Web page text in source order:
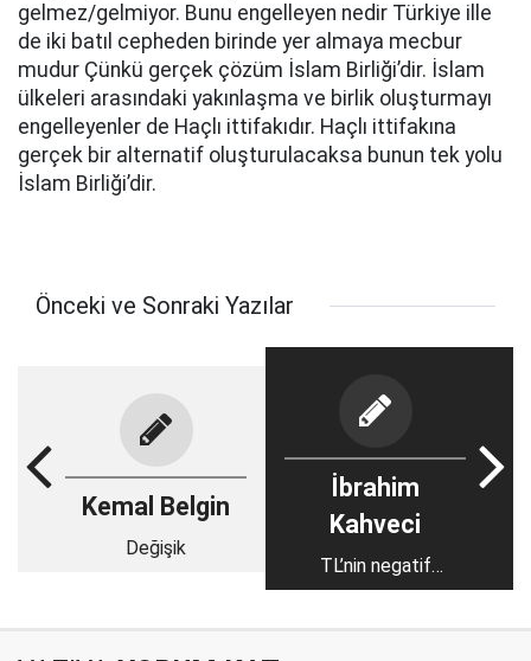
gelmez/gelmiyor. Bunu engelleyen nedir Türkiye ille
de iki batıl cepheden birinde yer almaya mecbur
mudur Çünkü gerçek çözüm İslam Birliği’dir. İslam
ülkeleri arasındaki yakınlaşma ve birlik oluşturmayı
engelleyenler de Haçlı ittifakıdır. Haçlı ittifakına
gerçek bir alternatif oluşturulacaksa bunun tek yolu
İslam Birliği’dir.
Önceki ve Sonraki Yazılar
Kemal Belgin
Değişik
İbrahim
Kahveci
TL’nin negatif
ayrışmasında kritik